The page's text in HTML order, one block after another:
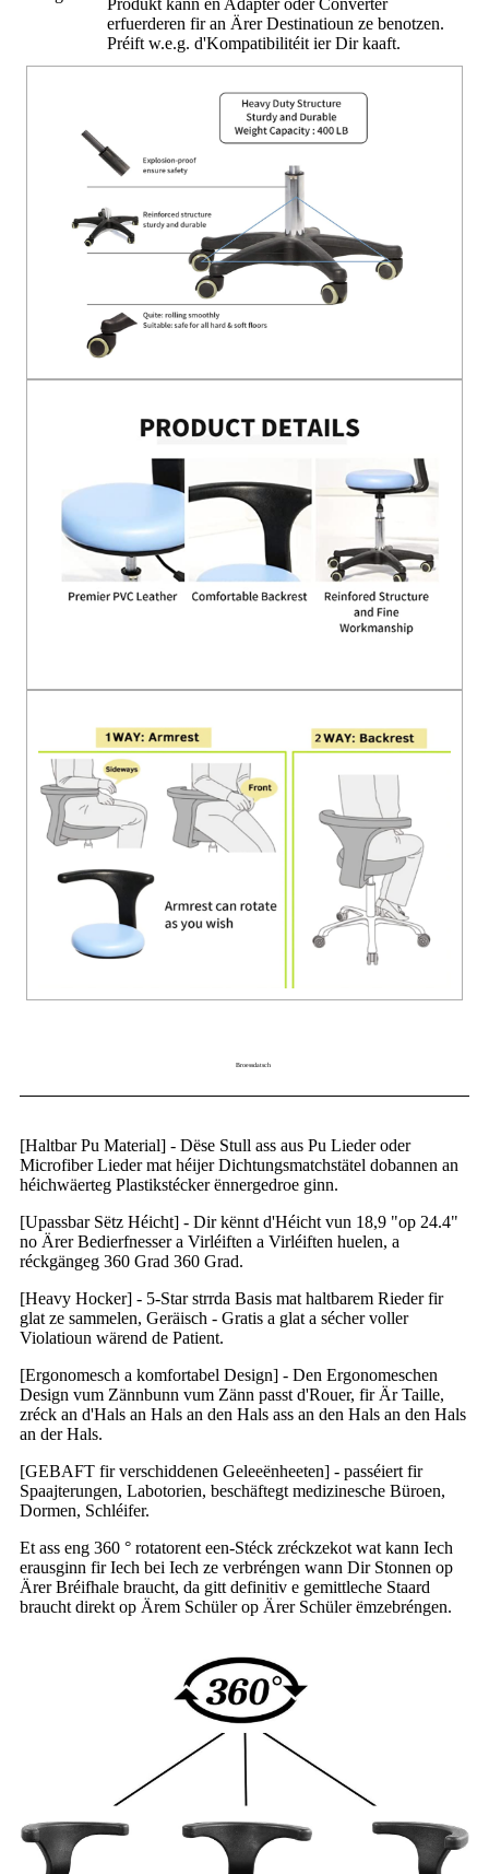
Produkt kann en Adapter oder Converter
erfuerderen fir an Ärer Destinatioun ze benotzen.
Préift w.e.g. d'Kompatibilitéit ier Dir kaaft.
Broessdatsch
[Haltbar Pu Material] - Dëse Stull ass aus Pu Lieder oder
Microfiber Lieder mat héijer Dichtungsmatchstätel dobannen an
héichwäerteg Plastikstécker ënnergedroe ginn.
[Upassbar Sëtz Héicht] - Dir kënnt d'Héicht vun 18,9 "op 24.4"
no Ärer Bedierfnesser a Virléiften a Virléiften huelen, a
réckgängeg 360 Grad 360 Grad.
[Heavy Hocker] - 5-Star strrda Basis mat haltbarem Rieder fir
glat ze sammelen, Geräisch - Gratis a glat a sécher voller
Violatioun wärend de Patient.
[Ergonomesch a komfortabel Design] - Den Ergonomeschen
Design vum Zännbunn vum Zänn passt d'Rouer, fir Är Taille,
zréck an d'Hals an Hals an den Hals ass an den Hals an den Hals
an der Hals.
[GEBAFT fir verschiddenen Geleeënheeten] - passéiert fir
Spaajterungen, Labotorien, beschäftegt medizinesche Büroen,
Dormen, Schléifer.
Et ass eng 360 ° rotatorent een-Stéck zréckzekot wat kann Iech
erausginn fir Iech bei Iech ze verbréngen wann Dir Stonnen op
Ärer Bréifhale braucht, da gitt definitiv e gemittleche Staard
braucht direkt op Ärem Schüler op Ärer Schüler ëmzebréngen.